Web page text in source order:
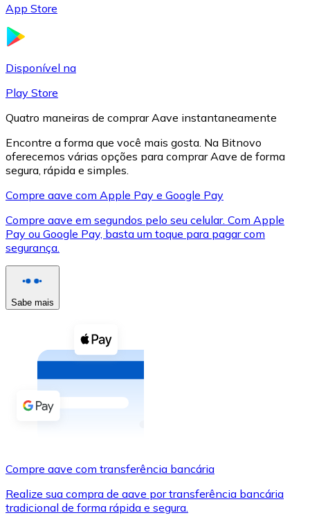
XRP
XRP
Ver tudo
Cupons cripto
Compre criptomoedas com dinheiro e outros
Comprar com dinheiro
Transferência SEPA
Use cartões Visa e Mastercard para comprar
App Store
Disponível na
Play Store
Quatro maneiras de comprar Aave instantaneamente
Encontre a forma que você mais gosta. Na Bitnovo
oferecemos várias opções para comprar Aave de forma
segura, rápida e simples.
Compre aave com Apple Pay e Google Pay
Compre aave em segundos pelo seu celular. Com Apple
Pay ou Google Pay, basta um toque para pagar com
segurança.
Sabe mais
Compre aave com transferência bancária
Realize sua compra de aave por transferência bancária
tradicional de forma rápida e segura.